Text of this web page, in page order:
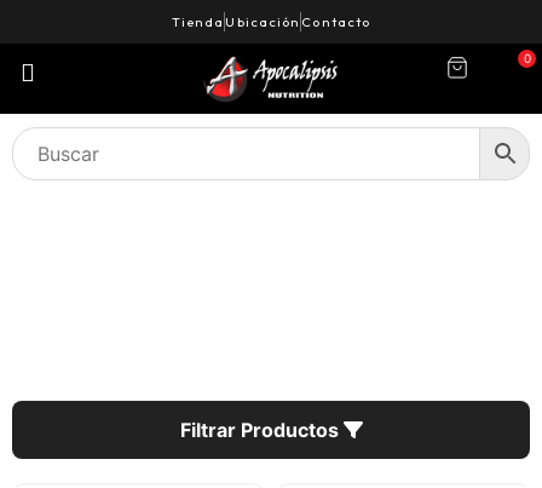
Tienda Ubicación Contacto
0
Filtrar Productos